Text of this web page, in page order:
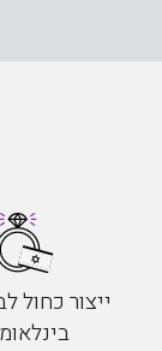
ייצור כחול